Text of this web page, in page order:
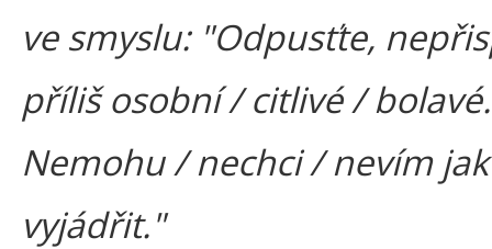
ve smyslu: "Odpusťte,
příliš osobní / citlivé / bolavé.
Nemohu / nechci / nevím
vyjádřit."